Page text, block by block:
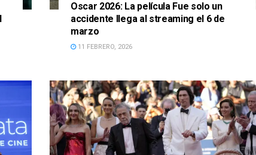
Oscar 2026: La película Fue solo un
accidente llega al streaming el 6 de
marzo
11 FEBRERO, 2026